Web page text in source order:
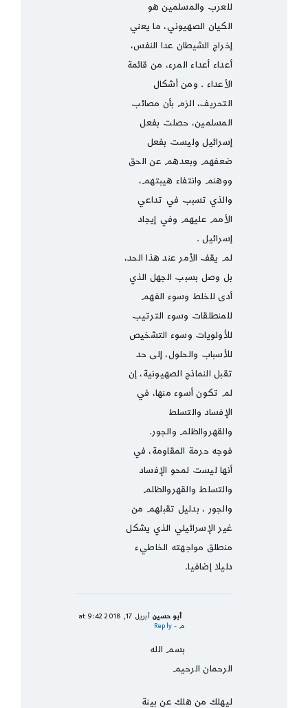
للعرب والمسلمين هو
الكيان الصهيوني، ما يعني
إخراج الشيطان عدا النفس،
أعداء أعداء المرء، من قائمة
الأعداء . ومن أشكال
التحريف، الزم بأن مصائب
المسلمين، حصلت بفعل
إسرائيل وليست بفعل
ضعفهم وبعدهم عن الحق
ووهنم وانتفاء هيبتهم،
والذي تسبب في تداعي
الأمم عليهم وفي إيجاد
إسرائيل .
لم يقف الأمر عند هذا الحد،
بل وصل بسبب الجهل الذي
أدى للخلط وسوء الفهم
للمنطلقات وسوء الترتيب
للأولويات وسوء التشخيص
للأسباب والحلول، إلى حد
تقبل النماذج الصهيونية، إن
لم تكون أسوء منها، في
الإفساد والتسلط
والقهروالظلم والجور.
فوجه حرمة المقاومة، في
أنها ليست لمحو الإفساد
والتسلط والقهروالظلم
والجور ، بدليل تقبلهم من
غير الإسرائيلي الذي يشكل
منطلق مواجهته الخاطيء
دليلا إضافيا.
أبو حسين
أبريل 17, 2018 at 9:42
م - Reply
بسم الله
الرحمان الرحيم
ليهلك من هلك عن بينة